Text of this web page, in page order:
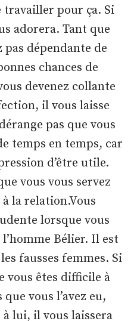
pour ça. Si
adorera. Tant que
dépendante de
chances de
devenez collante
il vous laisse
pas que vous
temps en temps, car
d’être utile.
vous vous servez
la relation.Vous
lorsque vous
Bélier. Il est
fausses femmes. Si
vous êtes difficile à
vous l’avez eu,
lui, il vous laissera